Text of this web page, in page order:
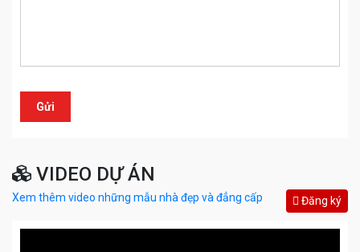
VIDEO DỰ ÁN
Xem thêm video những mẫu nhà đẹp và đẳng cấp Đăng ký